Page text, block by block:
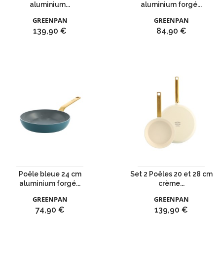
aluminium...
GREENPAN
Prix
139,90 €
aluminium forgé...
GREENPAN
Prix
84,90 €
Poêle bleue 24 cm
aluminium forgé...
GREENPAN
Prix
74,90 €
Set 2 Poêles 20 et 28 cm
crème...
GREENPAN
Prix
139,90 €